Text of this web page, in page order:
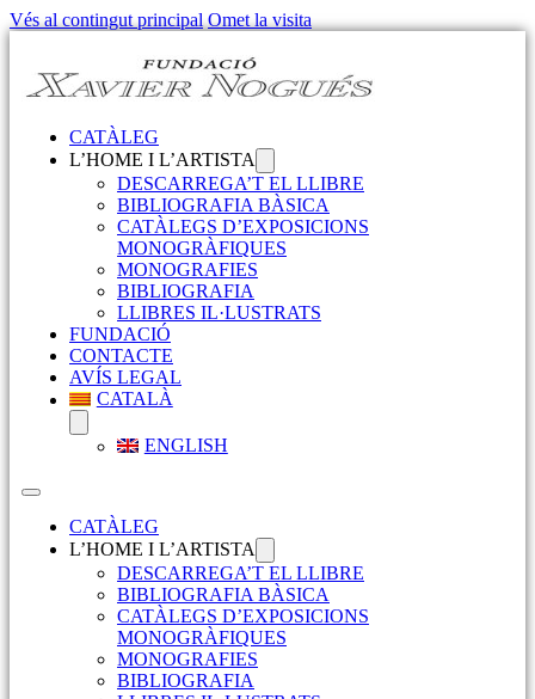
Vés al contingut principal Omet la visita
CATÀLEG
L’HOME I L’ARTISTA
DESCARREGA’T EL LLIBRE
BIBLIOGRAFIA BÀSICA
CATÀLEGS D’EXPOSICIONS
MONOGRÀFIQUES
MONOGRAFIES
BIBLIOGRAFIA
LLIBRES IL·LUSTRATS
FUNDACIÓ
CONTACTE
AVÍS LEGAL
CATALÀ
ENGLISH
CATÀLEG
L’HOME I L’ARTISTA
DESCARREGA’T EL LLIBRE
BIBLIOGRAFIA BÀSICA
CATÀLEGS D’EXPOSICIONS
MONOGRÀFIQUES
MONOGRAFIES
BIBLIOGRAFIA